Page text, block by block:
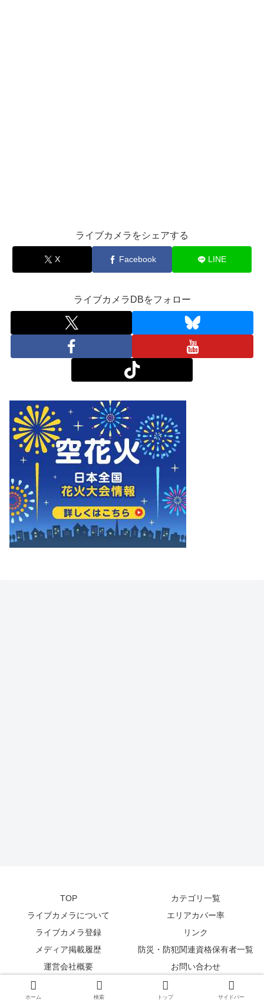
ライブカメラをシェアする
X Facebook LINE
ライブカメラDBをフォロー
TOP
カテゴリ一覧
ライブカメラについて
エリアカバー率
ライブカメラ登録
リンク
メディア掲載履歴
防災・防犯関連資格保有者一覧
運営会社概要
お問い合わせ
© 2014-2026 zetta segment Inc
ホーム 検索 トップ サイドバー